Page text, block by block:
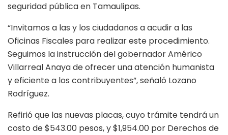
seguridad pública en Tamaulipas.
“Invitamos a las y los ciudadanos a acudir a las
Oficinas Fiscales para realizar este procedimiento.
Seguimos la instrucción del gobernador Américo
Villarreal Anaya de ofrecer una atención humanista
y eficiente a los contribuyentes”, señaló Lozano
Rodríguez.
Refirió que las nuevas placas, cuyo trámite tendrá un
costo de $543.00 pesos, y $1,954.00 por Derechos de